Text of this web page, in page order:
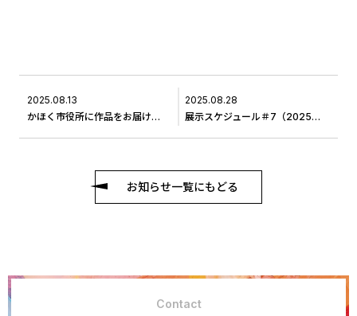
2025.08.13
かほく市役所に作品をお届けしました。
2025.08.28
展示スケジュール＃7（2025年9月）
お知らせ一覧にもどる
Contact